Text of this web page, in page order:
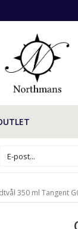
350 ml Tangent